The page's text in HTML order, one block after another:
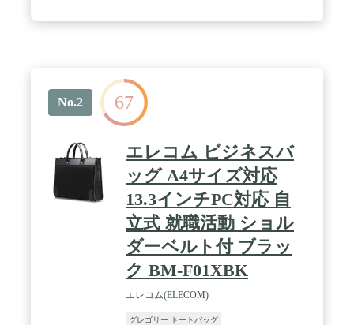
No.2 67
エレコム ビジネスバ
ッグ A4サイズ対応
13.3インチPC対応 自
立式 就職活動 ショル
ダーベルト付 ブラッ
ク BM-F01XBK
エレコム(ELECOM)
グレゴリー トートバッグ